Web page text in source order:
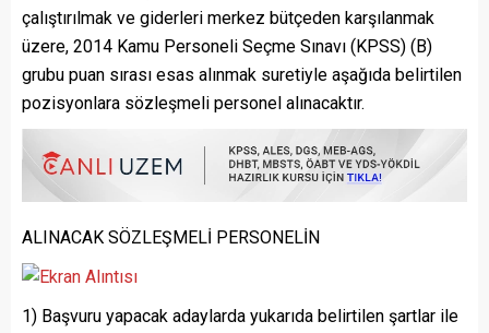
çalıştırılmak ve giderleri merkez bütçeden karşılanmak
üzere, 2014 Kamu Personeli Seçme Sınavı (KPSS) (B)
grubu puan sırası esas alınmak suretiyle aşağıda belirtilen
pozisyonlara sözleşmeli personel alınacaktır.
ALINACAK SÖZLEŞMELİ PERSONELİN
1) Başvuru yapacak adaylarda yukarıda belirtilen şartlar ile